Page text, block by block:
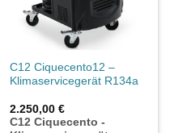
C12 Ciquecento12 –
Klimaservicegerät R134a
2.250,00€
C12 Ciquecento -